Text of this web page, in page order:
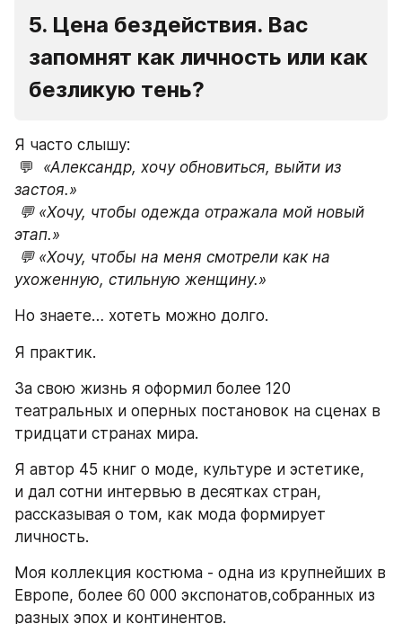
5. Цена бездействия. Вас
запомнят как личность или как
безликую тень?
Я часто слышу:
💬
«Александр, хочу обновиться, выйти из
застоя.»
этап.»
ухоженную, стильную женщину.»
Но знаете… хотеть можно долго.
Я практик.
За свою жизнь я оформил более 120
театральных и оперных постановок на сценах в
тридцати странах мира.
Я автор 45 книг о моде, культуре и эстетике,
и дал сотни интервью в десятках стран,
рассказывая о том, как мода формирует
личность.
Моя коллекция костюма - одна из крупнейших в
Европе, более 60 000 экспонатов,собранных из
разных эпох и континентов.